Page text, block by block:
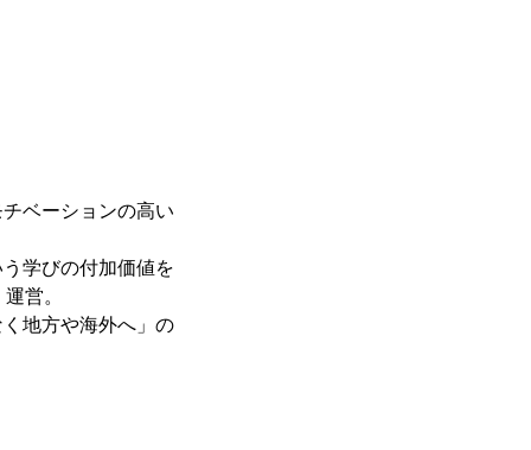
ベーションの高い
学びの付加価値を
営。
地方や海外へ」の